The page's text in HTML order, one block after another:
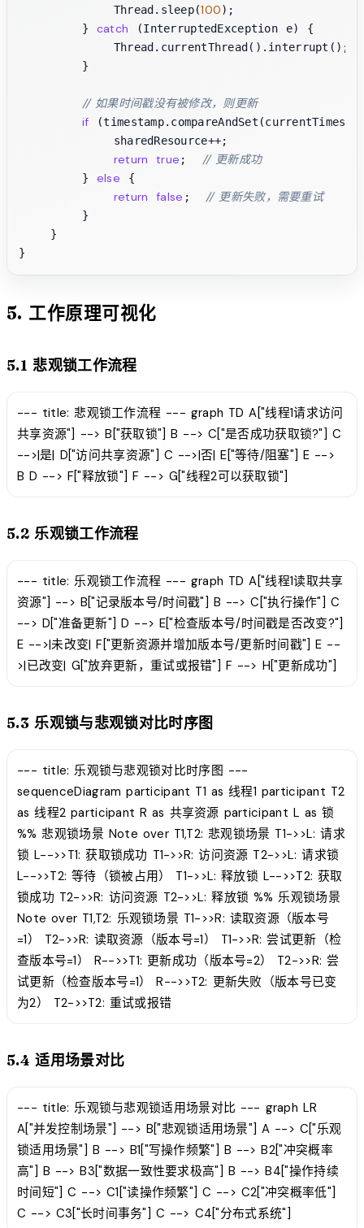
            Thread.sleep(
100);
        }
catch (InterruptedException e) {
            Thread.currentThread().interrupt();
        }
// 如果时间戳没有被修改，则更新
if
            sharedResource++;
return true ; // 更新成功
        }
else {
return false ; // 更新失败，需要重试
        }
    }
5. 工作原理可视化
5.1 悲观锁工作流程
--- title: 悲观锁工作流程 --- graph TD A["线程1请求访问
共享资源"] --> B["获取锁"] B --> C["是否成功获取锁?"] C
-->|是| D["访问共享资源"] C -->|否| E["等待/阻塞"] E -->
B D --> F["释放锁"] F --> G["线程2可以获取锁"]
5.2 乐观锁工作流程
--- title: 乐观锁工作流程 --- graph TD A["线程1读取共享
资源"] --> B["记录版本号/时间戳"] B --> C["执行操作"] C
--> D["准备更新"] D --> E["检查版本号/时间戳是否改变?"]
E -->|未改变| F["更新资源并增加版本号/更新时间戳"] E --
>|已改变| G["放弃更新，重试或报错"] F --> H["更新成功"]
5.3 乐观锁与悲观锁对比时序图
--- title: 乐观锁与悲观锁对比时序图 ---
sequenceDiagram participant T1 as 线程1 participant T2
as 线程2 participant R as 共享资源 participant L as 锁
%% 悲观锁场景 Note over T1,T2: 悲观锁场景 T1->>L: 请求
锁 L-->>T1: 获取锁成功 T1->>R: 访问资源 T2->>L: 请求锁
L-->>T2: 等待（锁被占用） T1->>L: 释放锁 L-->>T2: 获取
锁成功 T2->>R: 访问资源 T2->>L: 释放锁 %% 乐观锁场景
Note over T1,T2: 乐观锁场景 T1->>R: 读取资源（版本号
=1） T2->>R: 读取资源（版本号=1） T1->>R: 尝试更新（检
查版本号=1） R-->>T1: 更新成功（版本号=2） T2->>R: 尝
试更新（检查版本号=1） R-->>T2: 更新失败（版本号已变
为2） T2->>T2: 重试或报错
5.4 适用场景对比
--- title: 乐观锁与悲观锁适用场景对比 --- graph LR
A["并发控制场景"] --> B["悲观锁适用场景"] A --> C["乐观
锁适用场景"] B --> B1["写操作频繁"] B --> B2["冲突概率
高"] B --> B3["数据一致性要求极高"] B --> B4["操作持续
时间短"] C --> C1["读操作频繁"] C --> C2["冲突概率低"]
C --> C3["长时间事务"] C --> C4["分布式系统"]